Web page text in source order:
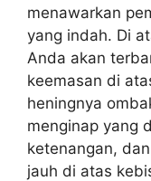
menawarkan
yang indah. Di
Anda akan
keemasan di
heningnya
menginap yang
ketenangan,
jauh di atas